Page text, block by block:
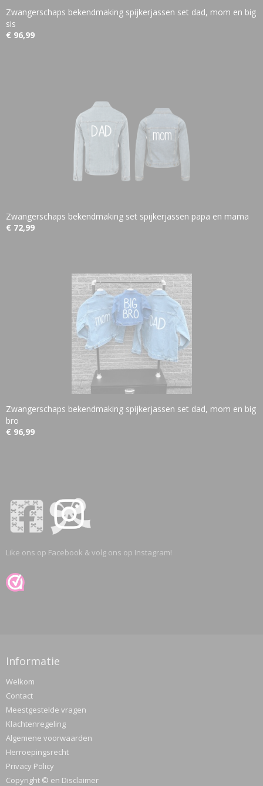
Zwangerschaps bekendmaking spijkerjassen set dad, mom en big
sis
€ 96,99
Zwangerschaps bekendmaking set spijkerjassen papa en mama
€ 72,99
Zwangerschaps bekendmaking spijkerjassen set dad, mom en big
bro
€ 96,99
Like ons op Facebook & volg ons op Instagram!
Informatie
Welkom
Contact
Meestgestelde vragen
Klachtenregeling
Algemene voorwaarden
Herroepingsrecht
Privacy Policy
Copyright © en Disclaimer